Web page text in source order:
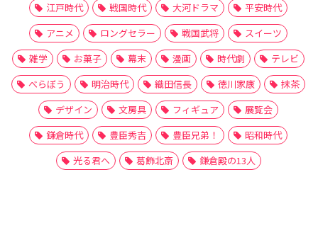
江戸時代 戦国時代 大河ドラマ
平安時代
アニメ
ロングセラー 戦国武将
スイーツ
雑学
お菓子 幕末 漫画 時代劇
テレビ
べらぼう
明治時代 織田信長 徳川家康
抹茶
デザイン
文房具 フィギュア
展覧会
鎌倉時代
豊臣秀吉 豊臣兄弟！
昭和時代
光る君へ
葛飾北斎 鎌倉殿の13人